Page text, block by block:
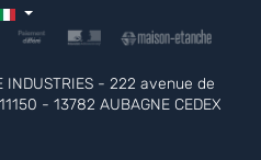
INDUSTRIES - 222 avenue de
- 13782 AUBAGNE CEDEX